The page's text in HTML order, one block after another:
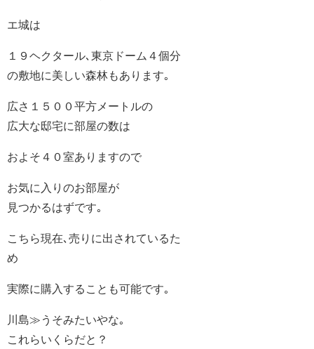
エ城は
１９ヘクタール､東京ドーム４個分
の敷地に美しい森林もあります｡
広さ１５００平方メートルの
広大な邸宅に部屋の数は
およそ４０室ありますので
お気に入りのお部屋が
見つかるはずです｡
こちら現在､売りに出されているた
め
実際に購入することも可能です｡
川島≫うそみたいやな｡
これらいくらだと？